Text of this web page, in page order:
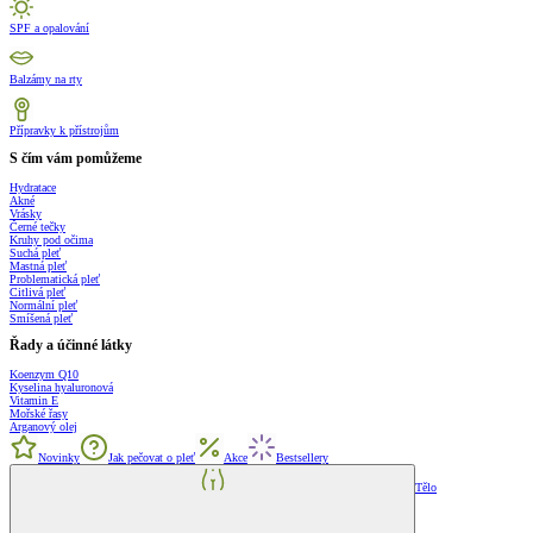
SPF a opalování
Balzámy na rty
Přípravky k přístrojům
S čím vám pomůžeme
Hydratace
Akné
Vrásky
Černé tečky
Kruhy pod očima
Suchá pleť
Mastná pleť
Problematická pleť
Citlivá pleť
Normální pleť
Smíšená pleť
Řady a účinné látky
Koenzym Q10
Kyselina hyaluronová
Vitamin E
Mořské řasy
Arganový olej
Novinky Jak pečovat o pleť Akce Bestsellery
Tělo